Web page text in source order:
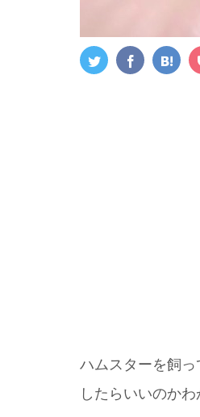
ハムスターを飼
したらいいのかわ